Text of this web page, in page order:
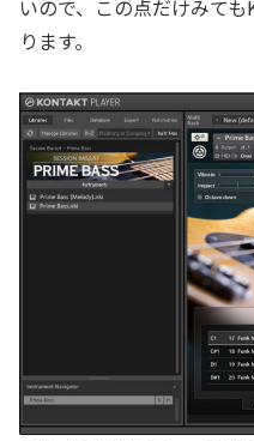
いので、この点だけみて
ります。